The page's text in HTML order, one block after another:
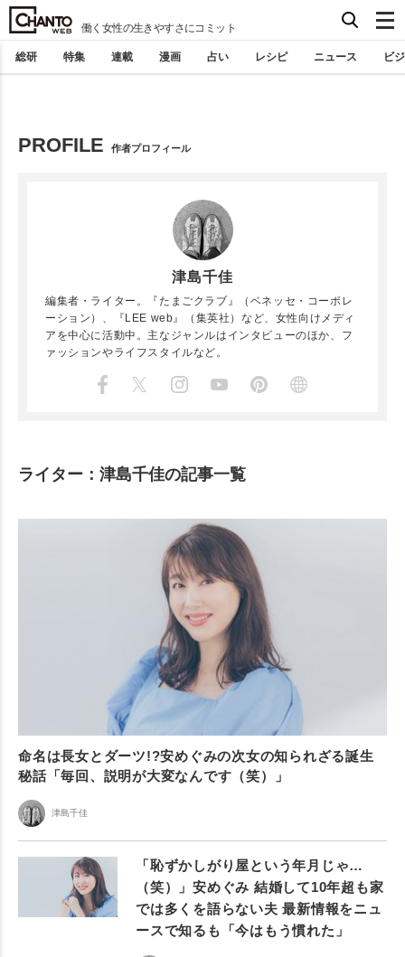
働く女性の生きやすさにコミット
総研 特集 連載 漫画 占い レシピ ニュース ビ
PROFILE 作者プロフィール
津島千佳
編集者・ライター。『たまごクラブ』（ベネッセ・コーポレ
ー ション）、『LEE web』（集英社）など、女性向けメディ
アを中心に活動中。主な ジャンルはインタビューのほか、フ
ァッションやライフスタイルな ど。
ライター：津島千佳の記事一覧
命名は長女とダーツ!?安めぐみの次女の知られざる誕生
秘話「毎回、説明が大変なんです（笑）」
津島千佳
「恥ずかしがり屋という年月じゃ…
（笑）」安めぐみ 結婚して10年超も家
では多くを語らない夫 最新情報をニュ
ースで知るも「今はもう慣れた」